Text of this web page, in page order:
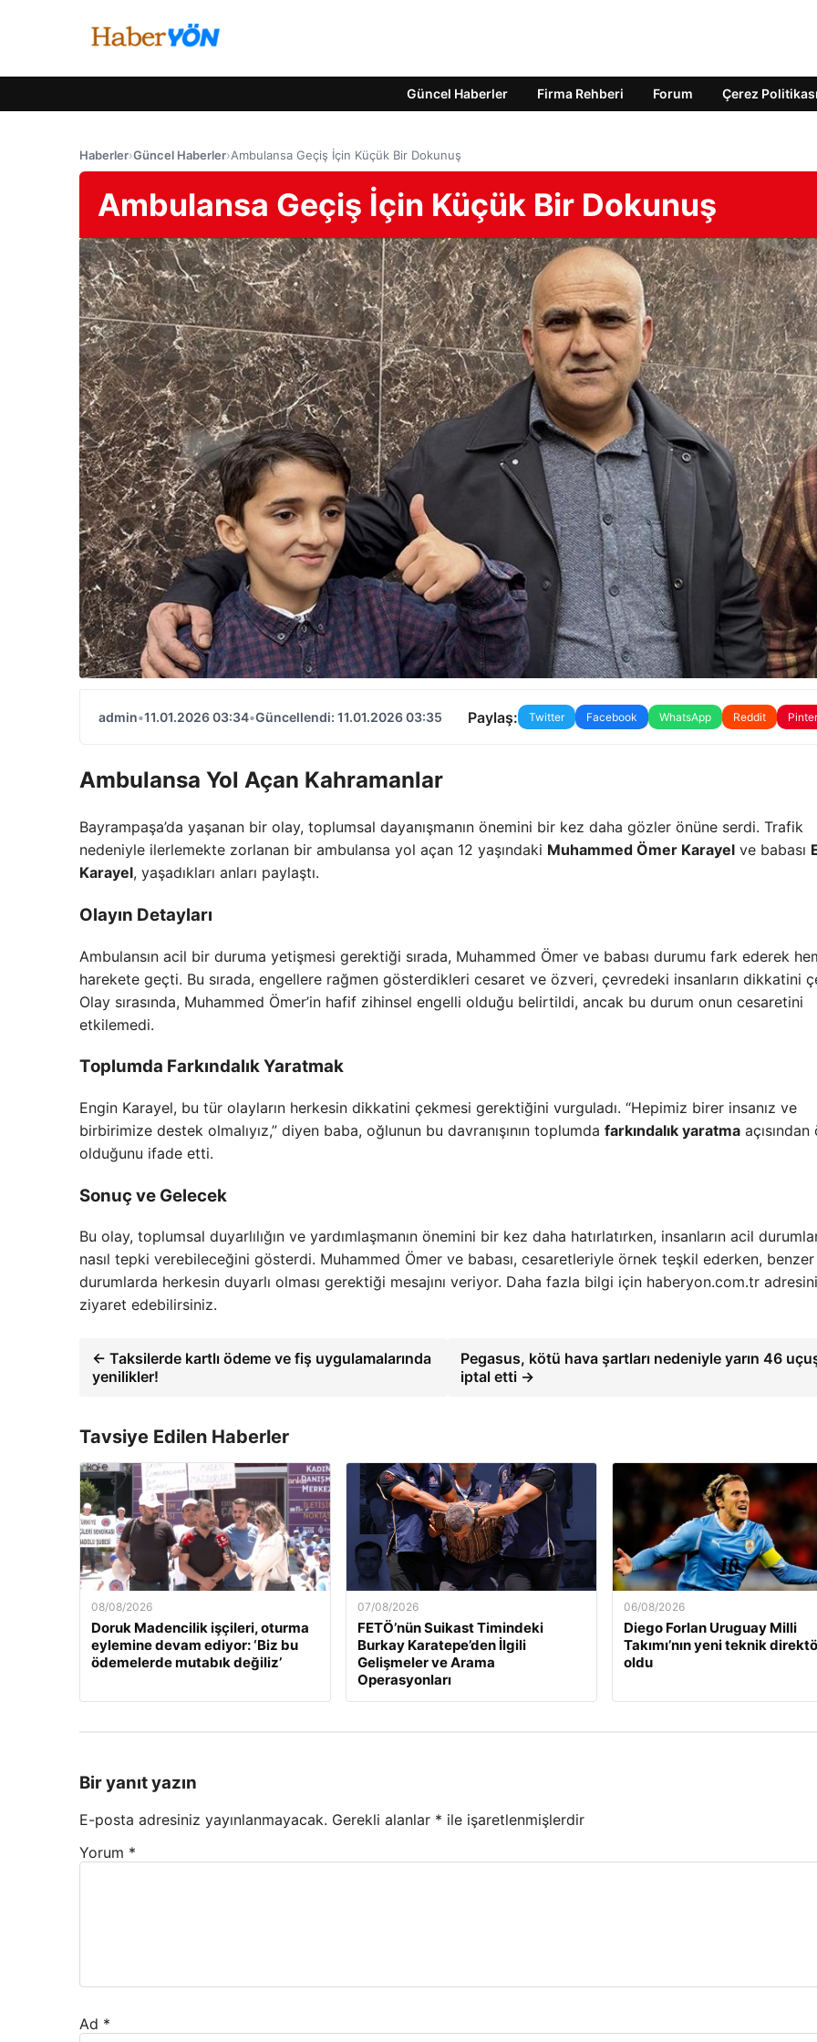
Güncel Haberler Firma Rehberi Forum Çerez Politikası
Haberler›Güncel Haberler›Ambulansa Geçiş İçin Küçük Bir Dokunuş
Ambulansa Geçiş İçin Küçük Bir Dokunuş
admin•11.01.2026 03:34•Güncellendi: 11.01.2026 03:35 Paylaş: Twitter Facebook WhatsApp Reddit
Ambulansa Yol Açan Kahramanlar
Bayrampaşa’da yaşanan bir olay, toplumsal dayanışmanın önemini bir kez daha gözler önüne serdi. Trafik
nedeniyle ilerlemekte zorlanan bir ambulansa yol açan 12 yaşındaki Muhammed Ömer Karayel ve babası
Karayel, yaşadıkları anları paylaştı.
Olayın Detayları
Ambulansın acil bir duruma yetişmesi gerektiği sırada, Muhammed Ömer ve babası durumu fark ederek
harekete geçti. Bu sırada, engellere rağmen gösterdikleri cesaret ve özveri, çevredeki insanların dikkatini
Olay sırasında, Muhammed Ömer’in hafif zihinsel engelli olduğu belirtildi, ancak bu durum onun cesaretini
etkilemedi.
Toplumda Farkındalık Yaratmak
Engin Karayel, bu tür olayların herkesin dikkatini çekmesi gerektiğini vurguladı. “Hepimiz birer insanız ve
birbirimize destek olmalıyız,” diyen baba, oğlunun bu davranışının toplumda farkındalık yaratma
olduğunu ifade etti.
Sonuç ve Gelecek
Bu olay, toplumsal duyarlılığın ve yardımlaşmanın önemini bir kez daha hatırlatırken, insanların acil
nasıl tepki verebileceğini gösterdi. Muhammed Ömer ve babası, cesaretleriyle örnek teşkil ederken, benzer
durumlarda herkesin duyarlı olması gerektiği mesajını veriyor. Daha fazla bilgi için haberyon.com.tr adresini
ziyaret edebilirsiniz.
← Taksilerde kartlı ödeme ve fiş uygulamalarında
yenilikler!
Pegasus, kötü hava şartları nedeniyle yarın 46
iptal etti →
Tavsiye Edilen Haberler
08/08/2026
Doruk Madencilik işçileri, oturma
eylemine devam ediyor: ‘Biz bu
ödemelerde mutabık değiliz’
07/08/2026
FETÖ’nün Suikast Timindeki
Burkay Karatepe’den İlgili
Gelişmeler ve Arama
Operasyonları
06/08/2026
Diego Forlan Uruguay Milli
Takımı’nın yeni teknik
oldu
Bir yanıt yazın
E-posta adresiniz yayınlanmayacak. Gerekli alanlar * ile işaretlenmişlerdir
Yorum *
Ad *